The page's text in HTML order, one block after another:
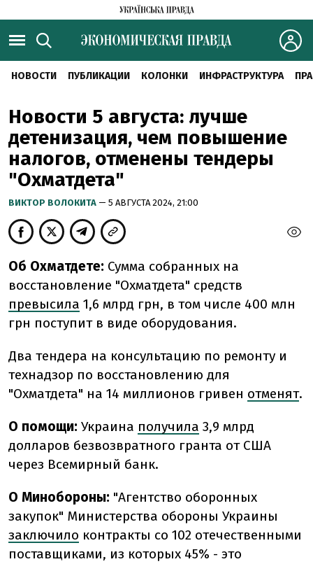
НОВОСТИ ПУБЛИКАЦИИ КОЛОНКИ ИНФРАСТРУКТУРА
Новости 5 августа: лучше
детенизация, чем повышение
налогов, отменены тендеры
"Охматдета"
ВИКТОР ВОЛОКИТА — 5 АВГУСТА 2024, 21:00
Об Охматдете: Сумма собранных на
восстановление "Охматдета" средств
превысила 1,6 млрд грн, в том числе 400 млн
грн поступит в виде оборудования.
Два тендера на консультацию по ремонту и
технадзор по восстановлению для
"Охматдета" на 14 миллионов гривен отменят.
О помощи: Украина получила 3,9 млрд
долларов безвозвратного гранта от США
через Всемирный банк.
О Минобороны: "Агентство оборонных
закупок" Министерства обороны Украины
заключило контракты со 102 отечественными
поставщиками, из которых 45% - это